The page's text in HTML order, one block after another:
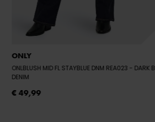
ONLY
ONLBLUSH MID FL STAYBLUE DNM REA023 - DARK BLUE
DENIM
€ 49,99